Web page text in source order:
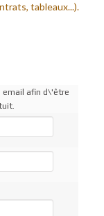
tableaux...).
email afin d\'être